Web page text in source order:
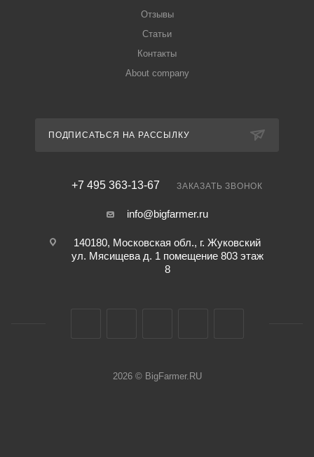
Отзывы
Статьи
Контакты
About company
ПОДПИСАТЬСЯ НА РАССЫЛКУ
+7 495 363-13-67 ЗАКАЗАТЬ ЗВОНОК
info@bigfarmer.ru
140180, Московская обл., г. Жуковский
ул. Мясищева д. 1 помещение 803 этаж
8
2026 © BigFarmer.RU